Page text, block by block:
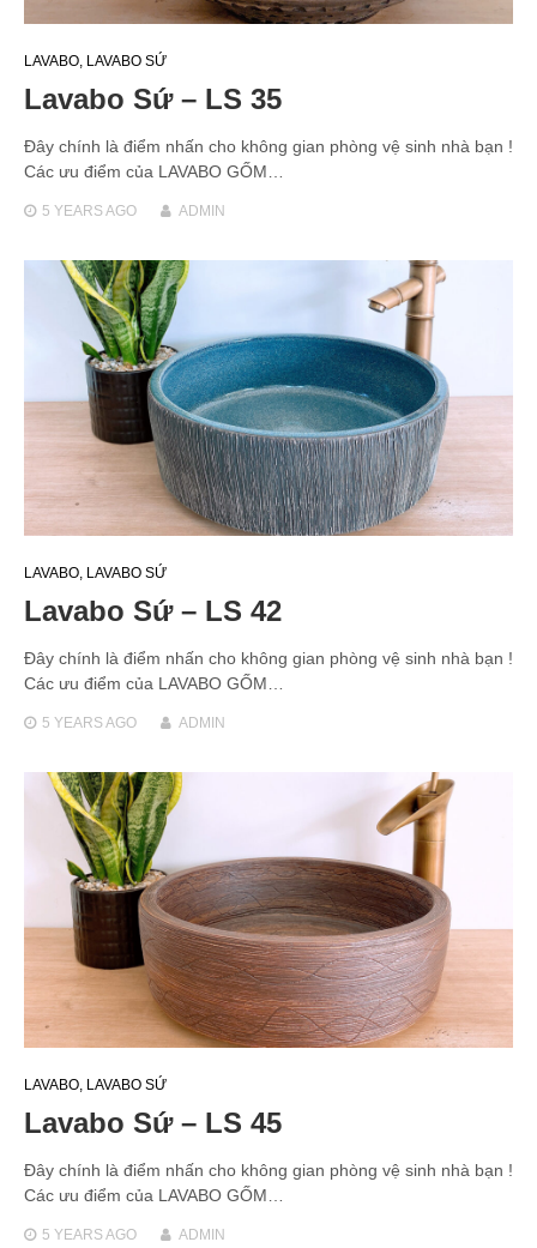
LAVABO, LAVABO SỨ
Lavabo Sứ – LS 35
Đây chính là điểm nhấn cho không gian phòng vệ sinh nhà bạn !
Các ưu điểm của LAVABO GỐM…
5 YEARSAGO ADMIN
LAVABO, LAVABO SỨ
Lavabo Sứ – LS 42
Đây chính là điểm nhấn cho không gian phòng vệ sinh nhà bạn !
Các ưu điểm của LAVABO GỐM…
5 YEARSAGO ADMIN
LAVABO, LAVABO SỨ
Lavabo Sứ – LS 45
Đây chính là điểm nhấn cho không gian phòng vệ sinh nhà bạn !
Các ưu điểm của LAVABO GỐM…
5 YEARSAGO ADMIN